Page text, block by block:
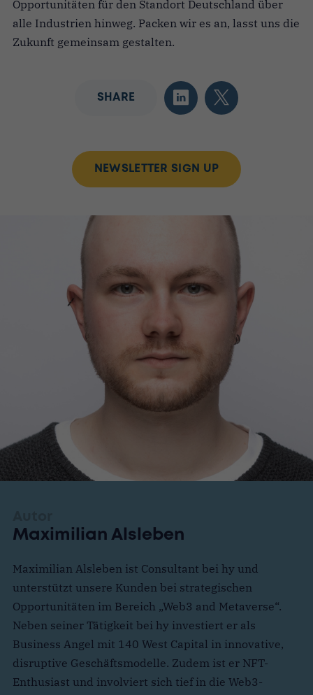
Opportunitäten für den Standort Deutschland über
alle Industrien hinweg. Packen wir es an, lasst uns die
Zukunft gemeinsam gestalten.
SHARE
NEWSLETTER SIGN UP
Maximilian Alsleben
Maximilian Alsleben ist Consultant bei hy und
unterstützt unsere Kunden bei strategischen
Opportunitäten im Bereich „Web3 and Metaverse“.
Neben seiner Tätigkeit bei hy investiert er als
Business Angel mit 140 West Capital in innovative,
disruptive Geschäftsmodelle. Zudem ist er NFT-
Enthusiast und involviert sich tief in die Web3-